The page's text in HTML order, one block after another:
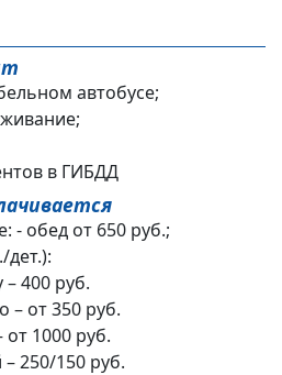
автобусе;
в ГИБДД
- обед от 650 руб.;
дет.):
– 400 руб.
– от 350 руб.
1000 руб.
250/150 руб.